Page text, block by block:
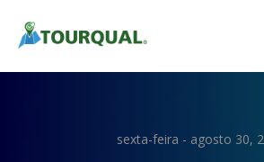
sexta-feira - agosto 30,